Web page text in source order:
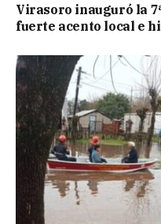
Virasoro inauguró la
fuerte acento local e